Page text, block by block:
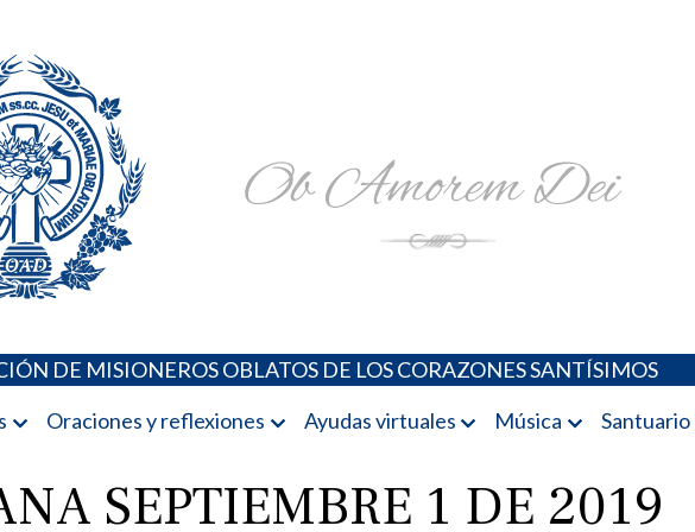
DE MISIONEROS OBLATOS DE LOS CORAZONES SANTÍSIMOS
Oraciones y reflexiones Ayudas virtuales Música Santuario
SEPTIEMBRE 1 DE 2019